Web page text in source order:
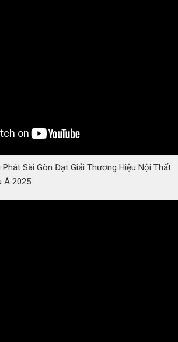
Sài Gòn Đạt Giải Thương Hiệu Nội Thất
Á 2025